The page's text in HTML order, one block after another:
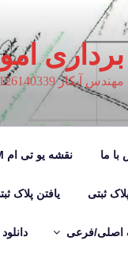
09126140339
با ما نقشه یو تی ام UTM
ثبتی یافتن پلاک
اصلی/فرعی